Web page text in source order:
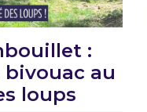
:
au
loups